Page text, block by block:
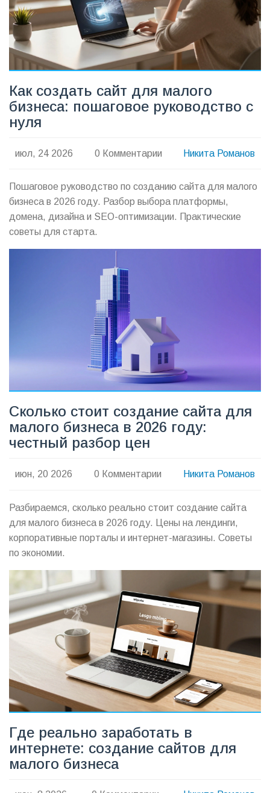
Как создать сайт для малого
бизнеса: пошаговое руководство с
нуля
июл, 24 2026 0 Комментарии Никита Романов
Пошаговое руководство по созданию сайта для малого
бизнеса в 2026 году. Разбор выбора платформы,
домена, дизайна и SEO-оптимизации. Практические
советы для старта.
Сколько стоит создание сайта для
малого бизнеса в 2026 году:
честный разбор цен
июн, 20 2026 0 Комментарии Никита Романов
Разбираемся, сколько реально стоит создание сайта
для малого бизнеса в 2026 году. Цены на лендинги,
корпоративные порталы и интернет-магазины. Советы
по экономии.
Где реально заработать в
интернете: создание сайтов для
малого бизнеса